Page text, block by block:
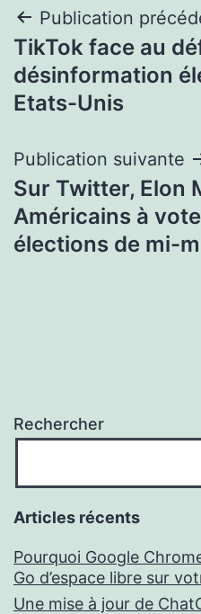
Navigation
de
l’article
Publication
TikTok face au
désinformation
Etats-Unis
Publication suivante
Sur Twitter, Elon
Américains à
élections de mi-
Rechercher
Articles récents
Pourquoi Google
Go d’espace libre sur
Une mise à jour de